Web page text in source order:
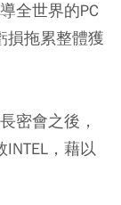
全世界的PC
損拖累整體獲
密會之後，
，藉以